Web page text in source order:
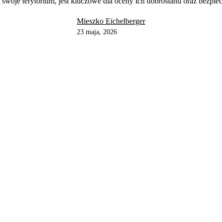
Mieszko Eichelberger
23 maja, 2026